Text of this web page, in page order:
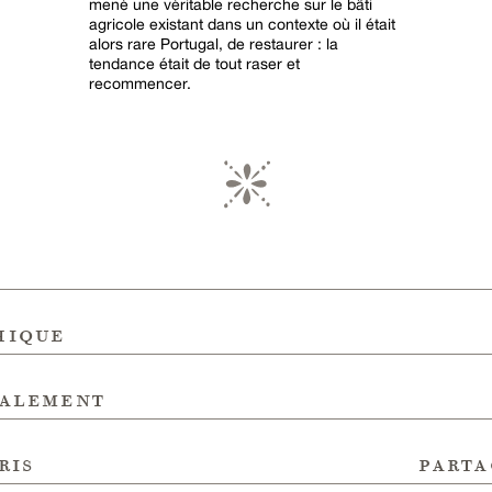
mené une véritable recherche sur le bâti
agricole existant dans un contexte où il était
alors rare Portugal, de restaurer : la
tendance était de tout raser et
recommencer.